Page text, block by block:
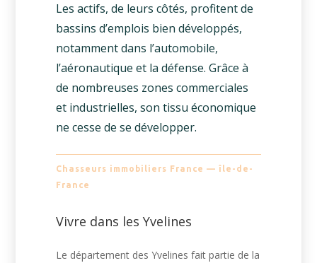
Les actifs, de leurs côtés, profitent de
bassins d’emplois bien développés,
notamment dans l’automobile,
l’aéronautique et la défense. Grâce à
de nombreuses zones commerciales
et industrielles, son tissu économique
ne cesse de se développer.
Chasseurs immobiliers France — île-de-
France
Vivre dans les Yvelines
Le département des Yvelines fait partie de la